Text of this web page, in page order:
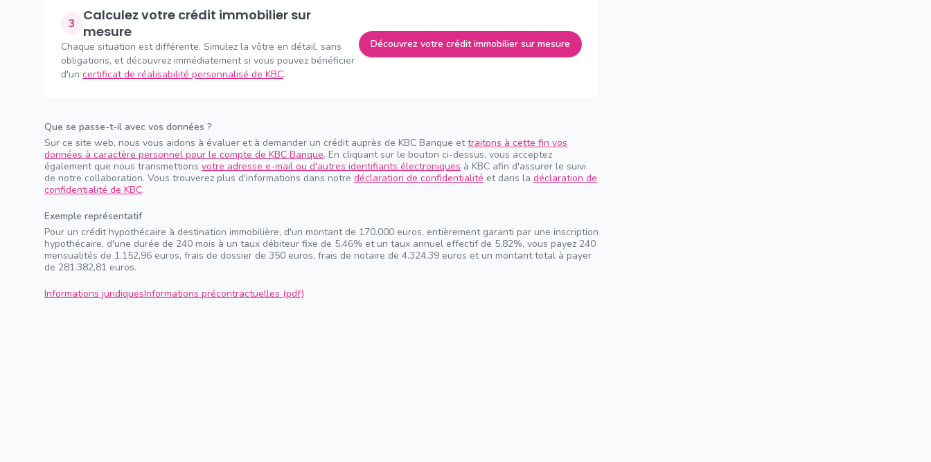
3
Calculez votre crédit immobilier sur
mesure
Chaque situation est différente. Simulez la vôtre en détail, sans
obligations, et découvrez immédiatement si vous pouvez bénéficier
d'un certificat de réalisabilité personnalisé de KBC.
Découvrez votre crédit immobilier sur mesure
Que se passe-t-il avec vos données ?
Sur ce site web, nous vous aidons à évaluer et à demander un crédit auprès de KBC Banque ettraitons à cette fin vos
données à caractère personnel pour le compte de KBC Banque. En cliquant sur le bouton ci-dessus, vous acceptez
également que nous transmettions votre adresse e-mail ou d'autres identifiants électroniques à KBC afin d'assurer le suivi
de notre collaboration. Vous trouverez plus d'informations dans notre déclaration de confidentialité et dans la déclaration de
confidentialité de KBC.
Exemple représentatif
Pour un crédit hypothécaire à destination immobilière, d'un montant de 170.000 euros, entièrement garanti par une inscription
hypothécaire, d'une durée de 240 mois à un taux débiteur fixe de 5,46% et un taux annuel effectif de 5,82%, vous payez 240
mensualités de 1.152,96 euros, frais de dossier de 350 euros, frais de notaire de 4.324,39 euros et un montant total à payer
de 281.382,81 euros.
Informations juridiquesInformations précontractuelles (pdf)